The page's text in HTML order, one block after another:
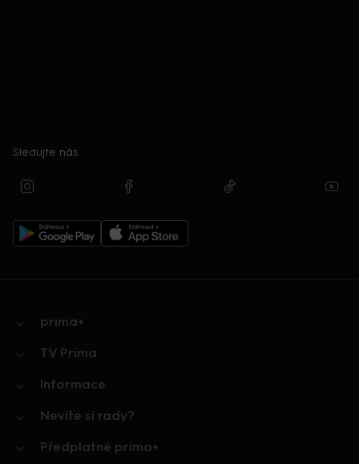
Sledujte nás
prima+
TV Prima
Informace
Nevíte si rady?
Předplatné prima+